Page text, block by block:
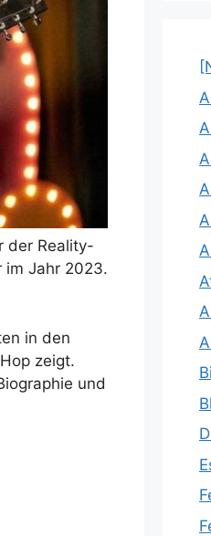
der Reality-
im Jahr 2023.
in den
zeigt.
und